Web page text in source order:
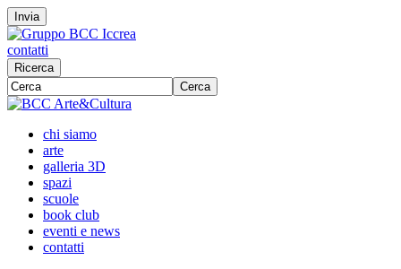
Invia
contatti
Ricerca
Cerca
chi siamo
arte
galleria 3D
spazi
scuole
book club
eventi e news
contatti